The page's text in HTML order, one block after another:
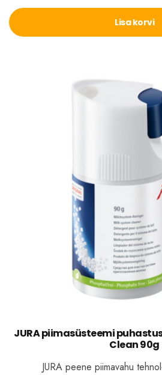
Lisa korvi
JURA piimasüsteemi
Clean 90g
JURA peene piimavahu